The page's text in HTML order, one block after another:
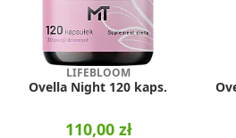
LIFEBLOOM
Ovella Night 120 kaps.
110,00 zł